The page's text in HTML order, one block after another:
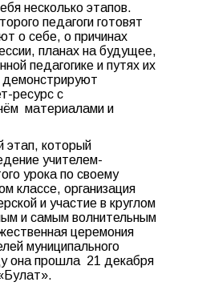
несколько этапов.
педагоги готовят
о себе, о причинах
планах на будущее,
педагогике и путях их
ресурс с
материалами и
этап, который
учителем-
урока по своему
классе, организация
и участие в круглом
и самым волнительным
церемония
муниципального
она прошла 21 декабря